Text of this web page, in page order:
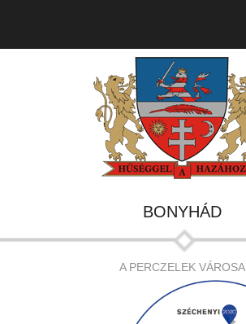
BONYHÁD
A PERCZELEK VÁROSA